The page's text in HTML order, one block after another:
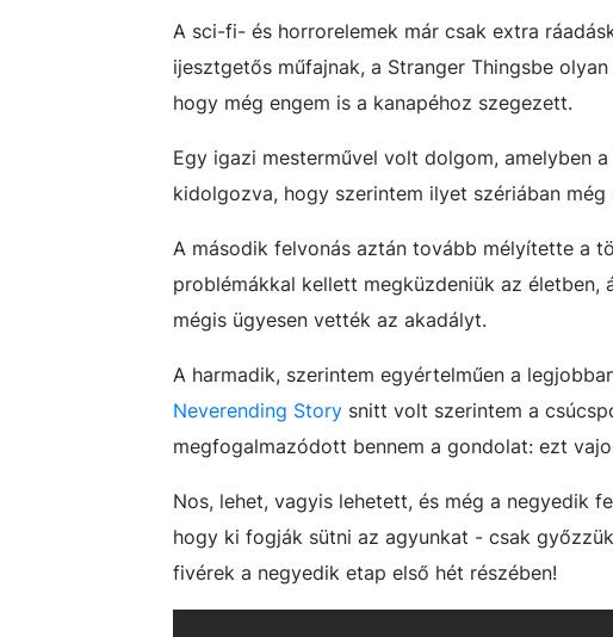
A sci-fi- és horrorelemek már csak extra
ijesztgetős műfajnak, a Stranger Thingsbe
hogy még engem is a kanapéhoz szegezett.
Egy igazi mesterművel volt dolgom, amelyben
kidolgozva, hogy szerintem ilyet szériában még
A második felvonás aztán tovább mélyítette a
problémákkal kellett megküzdeniük az életben,
mégis ügyesen vették az akadályt.
A harmadik, szerintem egyértelműen a
Neverending Story snitt volt szerintem a
megfogalmazódott bennem a gondolat: ezt
Nos, lehet, vagyis lehetett, és még a negyedik
hogy ki fogják sütni az agyunkat - csak
fivérek a negyedik etap első hét részében!